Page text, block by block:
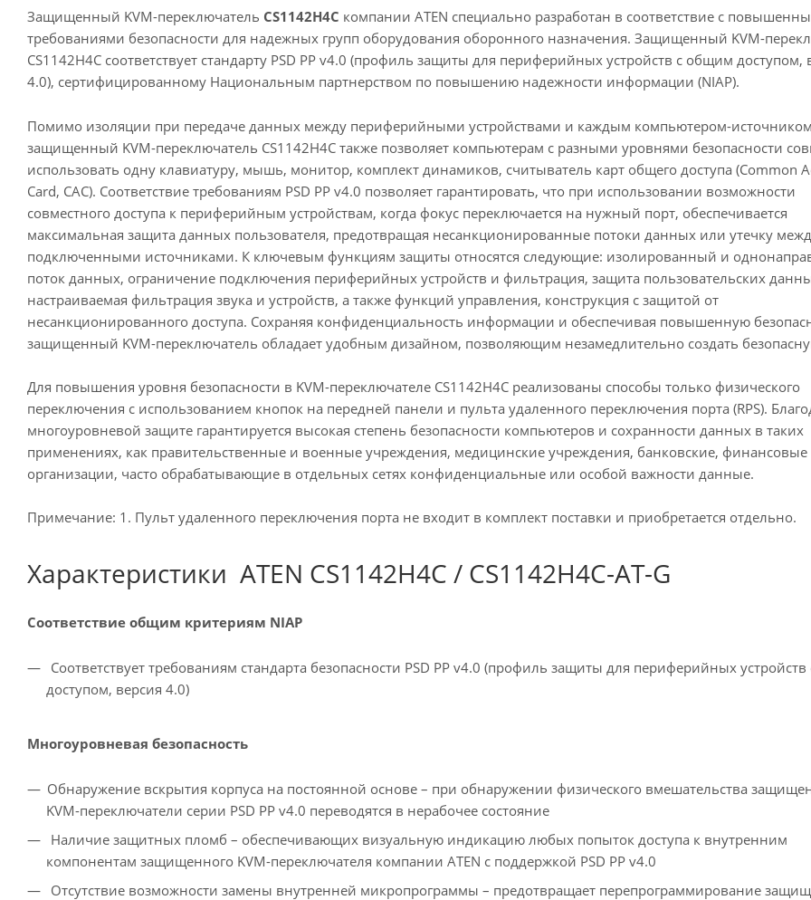
Защищенный KVM-переключатель CS1142H4C компании ATEN специально разработан в соответствие с
требованиями безопасности для надежных групп оборудования оборонного назначения. Защищенный KVM-
CS1142H4C соответствует стандарту PSD PP v4.0 (профиль защиты для периферийных устройств с общим доступом,
4.0), сертифицированному Национальным партнерством по повышению надежности информации (NIAP).
Помимо изоляции при передаче данных между периферийными устройствами и каждым компьютером-источником
защищенный KVM-переключатель CS1142H4C также позволяет компьютерам с разными уровнями безопасности
использовать одну клавиатуру, мышь, монитор, комплект динамиков, считыватель карт общего доступа (Common
Card, CAC). Соответствие требованиям PSD PP v4.0 позволяет гарантировать, что при использовании возможности
совместного доступа к периферийным устройствам, когда фокус переключается на нужный порт, обеспечивается
максимальная защита данных пользователя, предотвращая несанкционированные потоки данных или утечку
подключенными источниками. К ключевым функциям защиты относятся следующие: изолированный и
поток данных, ограничение подключения периферийных устройств и фильтрация, защита пользовательских
настраиваемая фильтрация звука и устройств, а также функций управления, конструкция с защитой от
несанкционированного доступа. Сохраняя конфиденциальность информации и обеспечивая повышенную
защищенный KVM-переключатель обладает удобным дизайном, позволяющим незамедлительно создать
Для повышения уровня безопасности в KVM-переключателе CS1142H4C реализованы способы только физического
переключения с использованием кнопок на передней панели и пульта удаленного переключения порта (RPS).
многоуровневой защите гарантируется высокая степень безопасности компьютеров и сохранности данных в таких
применениях, как правительственные и военные учреждения, медицинские учреждения, банковские, финансовые
организации, часто обрабатывающие в отдельных сетях конфиденциальные или особой важности данные.
Примечание: 1. Пульт удаленного переключения порта не входит в комплект поставки и приобретается отдельно.
Характеристики ATEN CS1142H4C / CS1142H4C-AT-G
Соответствие общим критериям NIAP
Соответствует требованиям стандарта безопасности PSD PP v4.0 (профиль защиты для периферийных
доступом, версия 4.0)
Многоуровневая безопасность
Обнаружение вскрытия корпуса на постоянной основе – при обнаружении физического вмешательства
KVM-переключатели серии PSD PP v4.0 переводятся в нерабочее состояние
Наличие защитных пломб – обеспечивающих визуальную индикацию любых попыток доступа к внутренним
компонентам защищенного KVM-переключателя компании ATEN с поддержкой PSD PP v4.0
Отсутствие возможности замены внутренней микропрограммы – предотвращает перепрограммирование